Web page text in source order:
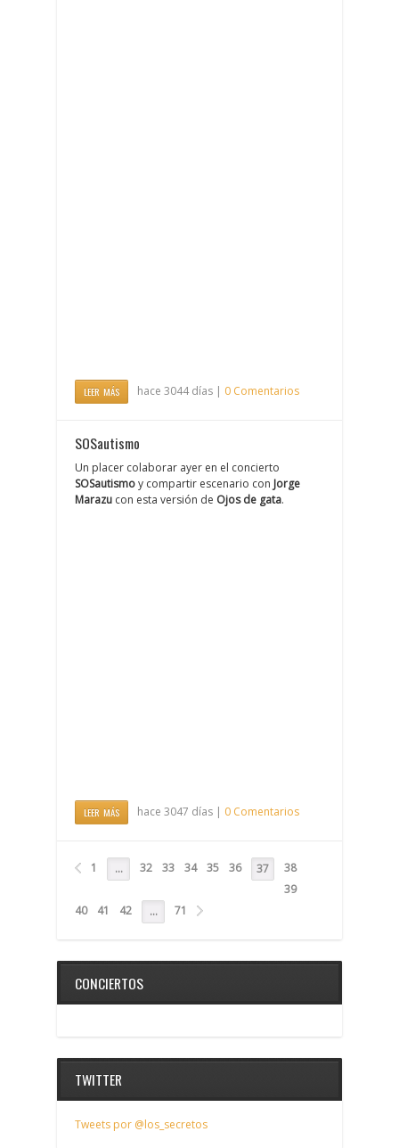
LEER MÁS hace 3044 días | 0 Comentarios
SOSautismo
Un placer colaborar ayer en el concierto
SOSautismoy compartir escenario con Jorge
Marazu con esta versión de Ojos de gata.
LEER MÁS hace 3047 días | 0 Comentarios
1 … 32 33 34 35 36 37
38
39
40
41 42 … 71
CONCIERTOS
TWITTER
Tweets por @los_secretos